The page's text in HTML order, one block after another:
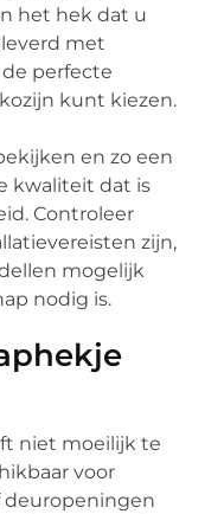
het hek dat u
met
perfecte
kunt kiezen.
en zo een
kwaliteit dat is
Controleer
zijn,
mogelijk
nodig is.
niet moeilijk te
voor